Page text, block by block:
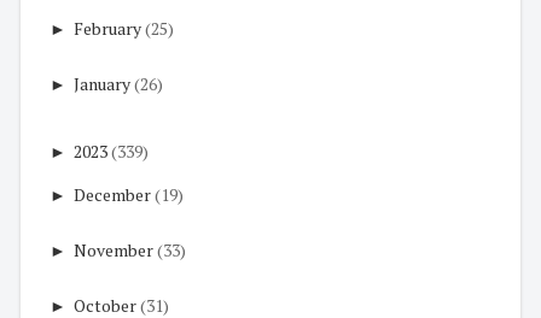
► February(25)
► January(26)
► 2023(339)
► December(19)
► November(33)
► October(31)